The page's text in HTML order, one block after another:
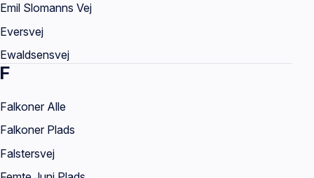
Emil Slomanns Vej
Eversvej
Ewaldsensvej
F
Falkoner Alle
Falkoner Plads
Falstersvej